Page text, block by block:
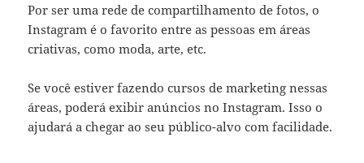
Por ser uma rede de compartilhamento de fotos, o
Instagram é o favorito entre as pessoas em áreas
criativas, como moda, arte, etc.
Se você estiver fazendo cursos de marketing nessas
áreas, poderá exibir anúncios no Instagram. Isso o
ajudará a chegar ao seu público-alvo com facilidade.